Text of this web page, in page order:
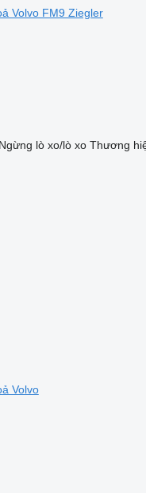
Volvo FM9 Ziegler
Ngừng lò xo/lò xo Thương
Volvo